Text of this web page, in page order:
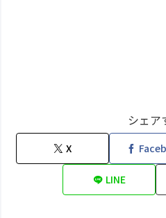
シェア
X
LINE